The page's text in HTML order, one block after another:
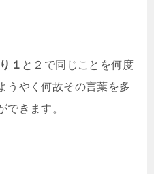
１ と２で同じことを何度
うやく何故その言葉を多
できます。